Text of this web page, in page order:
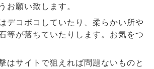
お願い致します。
デコボコしていたり、柔らかい所や
等が落ちていたりします。お気をつ
はサイトで狙えれば問題ないものと